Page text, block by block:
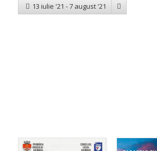
13 iulie '21 - 7 august '21